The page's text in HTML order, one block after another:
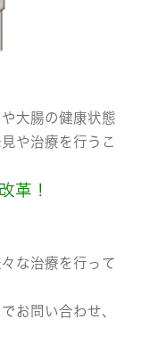
大腸の健康状態
や治療を行うこ
革！
な治療を行って
お問い合わせ、